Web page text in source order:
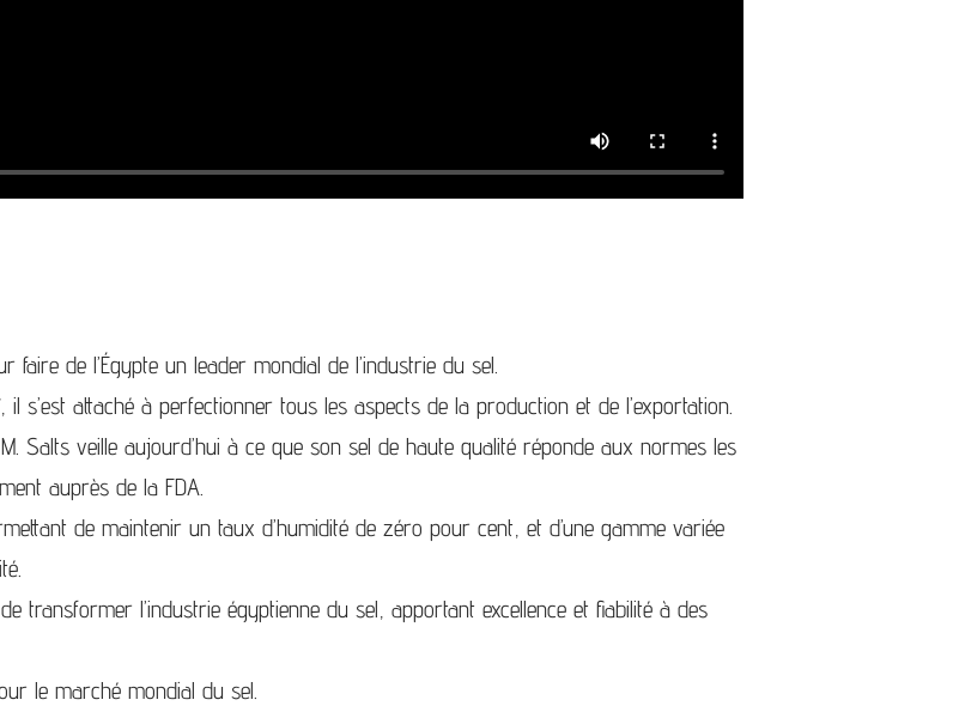
de l’Égypte un leader mondial de l’industrie du sel.
s’est attaché à perfectionner tous les aspects de la production et de l’exportation.
Salts veille aujourd’hui à ce que son sel de haute qualité réponde aux normes les
auprès de la FDA.
de maintenir un taux d’humidité de zéro pour cent, et d’une gamme variée
transformer l’industrie égyptienne du sel, apportant excellence et fiabilité à des
le marché mondial du sel.